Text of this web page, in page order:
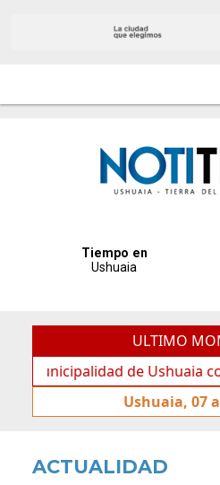
ULTIMO
de Ushuaia continúa
Ushuaia, 07
ACTUALIDAD